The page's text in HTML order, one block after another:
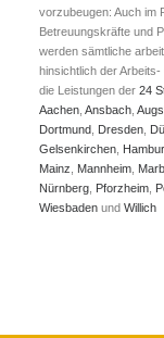
vorzubeugen: Auch im
Betreuungskräfte und
werden sämtliche
hinsichtlich der
die Leistungen der 24
Aachen Ansbach
Dortmund Dresden
Gelsenkirchen
Mainz
Mannheim
Nürnberg Pforzheim
Wiesbaden und Willich